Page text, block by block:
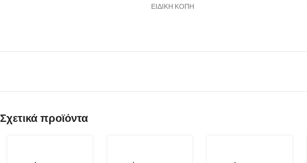
ΕΙΔΙΚΗ ΚΟΠΗ
Σχετικά προϊόντα